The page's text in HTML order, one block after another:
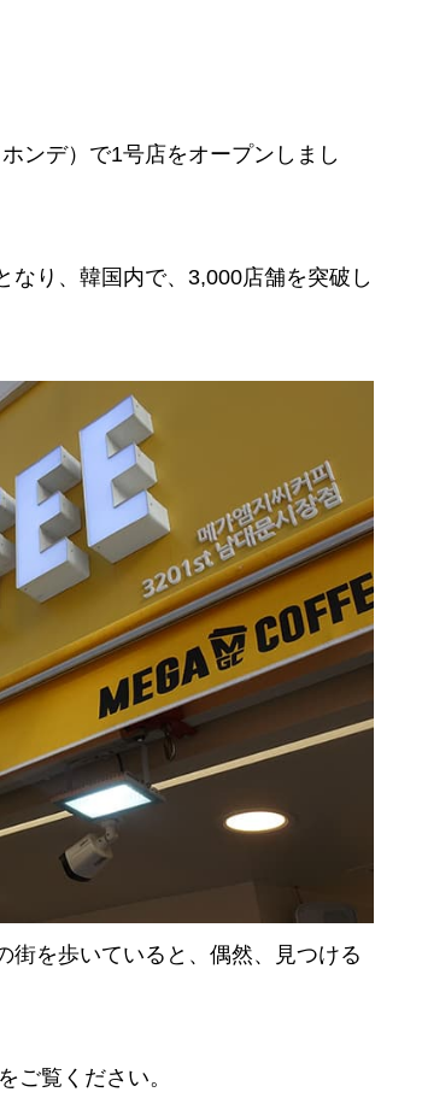
ンデ）で1号店をオープンしまし
なり、韓国内で、3,000店舗を突破し
街を歩いていると、偶然、見つける
をご覧ください。